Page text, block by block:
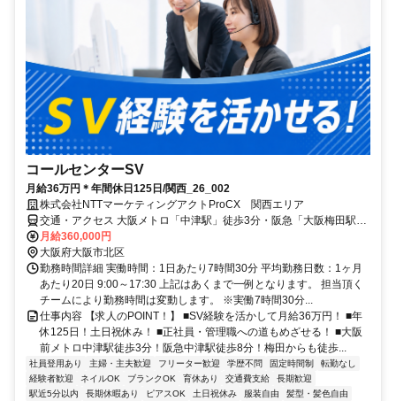
コールセンターSV
月給36万円＊年間休日125日/関西_26_002
株式会社NTTマーケティングアクトProCX 関西エリア
交通・アクセス 大阪メトロ「中津駅」徒歩3分・阪急「大阪梅田駅」
徒歩10分
月給360,000円
大阪府大阪市北区
勤務時間詳細 実働時間：1日あたり7時間30分 平均勤務日数：1ヶ月
あたり20日 9:00～17:30 上記はあくまで一例となります。 担当頂く
チームにより勤務時間は変動します。 ※実働7時間30分...
仕事内容 【求人のPOINT！】 ■SV経験を活かして月給36万円！ ■年
休125日！土日祝休み！ ■正社員・管理職への道もめざせる！ ■大阪
前メトロ中津駅徒歩3分！阪急中津駅徒歩8分！梅田からも徒歩...
社員登用あり 主婦・主夫歓迎 フリーター歓迎 学歴不問 固定時間制
転勤なし
経験者歓迎
ネイルOK ブランクOK 育休あり 交通費支給
長期歓迎
駅近5分以内
長期休暇あり ピアスOK 土日祝休み 服装自由 髪型・髪色自由